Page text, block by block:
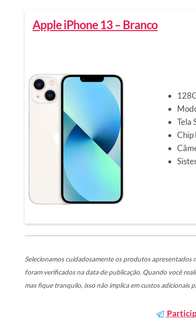
Apple iPhone 13 – Branco
Tela
Chip
Selecionamos cuidadosamente os produtos
foram verificados na data de publicação. Quando você
mas fique tranquilo, isso não implica em custos adicionais